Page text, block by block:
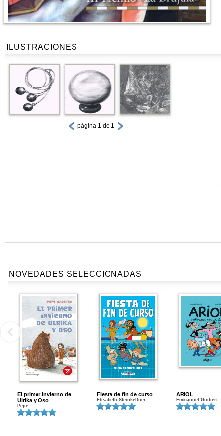
ILUSTRACIONES
página 1 de 1
NOVEDADES SELECCIONADAS
El primer invierno de
Ulrika y Oso
Pepe
Fiesta de fin de curso
Elisabeth Steinkellner
ARIOL
Emmanuel Guibert